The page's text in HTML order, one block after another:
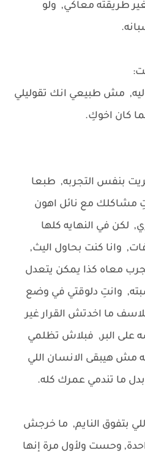
طريقته معاكي, ولو
مش طبيعي انك تقوليلي
كان اخوكِ.
بنفس التجربه, طبعا
مشاكلك مع نائل اهون
في النهايه كلها
وانا كنت بحاول اليث,
معاه كذا يمكن يتعدل
وانتِ دلوقتي في وضع
ما اخدتش القرار غير
على البر, فبلاش تظلمي
مش هيبقى الانسان اللي
ما تندمي عمرك كله.
بتفوق النايم, ما خرجش
وحست ولأول مرة إنها